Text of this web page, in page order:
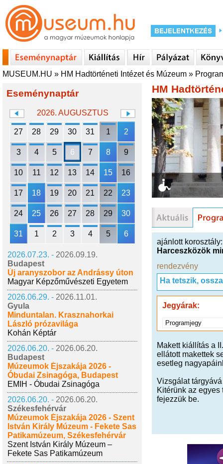
MUSEUM.HU » HM Hadtörténeti Intézet és Múzeum »
Eseménynaptár
2026. AUGUSZTUS
27 28 29 30 31 1 2
3 4 5 6 7 8 9
10 11 12 13 14 15 16
17 18 19 20 21 22 23
24 25 26 27 28 29 30
31 1 2 3 4 5 6
2026.07.23. - 2026.09.19.
Budapest
Új aranyszobor az Andrássy úton
Magyar Képzőművészeti Egyetem
2026.06.29. - 2026.11.01.
Gyula
Minduntalan. Krasznahorkai
László prózavilága
Kohán Képtár
2026.06.20. - 2026.06.20.
Budapest
Múzeumok Éjszakája 2026 -
Óbudai Zsinagóga, Budapest
EMIH - Óbudai Zsinagóga
2026.06.20. - 2026.06.20.
Székesfehérvár
Múzeumok Éjszakája 2026 - Szent
István Király Múzeum - Fekete Sas
Patikamúzeum, Székesfehérvár
Szent István Király Múzeum –
Fekete Sas Patikamúzeum
HM
ajánlott
Harceszközök
rendezvény
Ha tetszik,
Jegyárak:
Programjegy
Makett kiállítás a
ellátott makettek
esetleg
Vizsgálat
Kitérünk az
fejezzük be.